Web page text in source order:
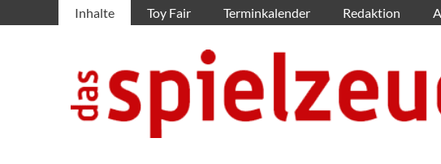
Inhalte Toy Fair Terminkalender Redaktion